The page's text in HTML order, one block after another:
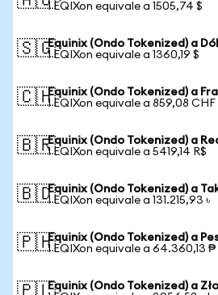
1 EQIXon equivale a 1505,74 $
🇸🇬Equinix (Ondo Tokenized) a
1 EQIXon equivale a 1360,19 $
🇨🇭Equinix (Ondo Tokenized) a
1 EQIXon equivale a 859,08 CHF
🇧🇷Equinix (Ondo Tokenized) a
1 EQIXon equivale a 5419,14 R$
🇧🇩Equinix (Ondo Tokenized) a
1 EQIXon equivale a 131.215,93 ৳
🇵🇭Equinix (Ondo Tokenized) a
1 EQIXon equivale a 64.360,13 ₱
Equinix (Ondo Tokenized) a